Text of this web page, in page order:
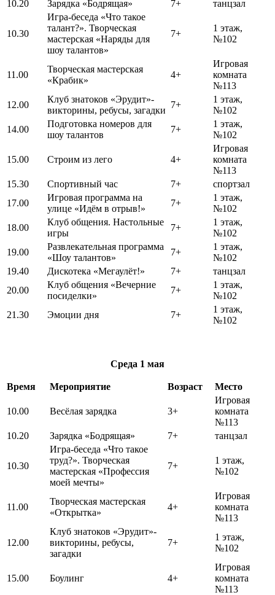
10.20 Зарядка «Бодрящая» 7+ танцзал
10.30
Игра-беседа «Что такое
талант?». Творческая
мастерская «Наряды для
шоу талантов»
7+
1 этаж,
№102
11.00
Творческая мастерская
«Крабик»
4+
Игровая
комната
№113
12.00
Клуб знатоков «Эрудит»-
викторины, ребусы, загадки
7+
1 этаж,
№102
14.00
Подготовка номеров для
шоу талантов
7+
1 этаж,
№102
15.00 Строим из лего 4+
Игровая
комната
№113
15.30
Спортивный час 7+
спортзал
17.00
Игровая программа на
улице «Идём в отрыв!»
7+
1 этаж,
№102
18.00
Клуб общения. Настольные
игры
7+
1 этаж,
№102
19.00
Развлекательная программа
«Шоу талантов»
7+
1 этаж,
№102
19.40
Дискотека «Мегаулёт!» 7+
танцзал
20.00
Клуб общения «Вечерние
посиделки»
7+
1 этаж,
№102
21.30
Эмоции дня 7+
1 этаж,
№102
Среда 1 мая
Время Мероприятие Возраст Место
10.00 Весёлая зарядка 3+
Игровая
комната
№113
10.20
Зарядка «Бодрящая» 7+ танцзал
10.30
Игра-беседа «Что такое
труд?». Творческая
мастерская «Профессия
моей мечты»
7+
1 этаж,
№102
11.00
Творческая мастерская
«Открытка»
4+
Игровая
комната
№113
12.00
Клуб знатоков «Эрудит»-
викторины, ребусы,
загадки
7+
1 этаж,
№102
15.00 Боулинг 4+
Игровая
комната
№113